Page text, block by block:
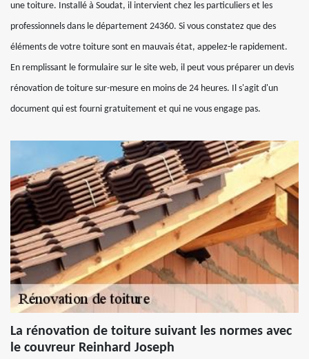
une toiture. Installé à Soudat, il intervient chez les particuliers et les
professionnels dans le département 24360. Si vous constatez que des
éléments de votre toiture sont en mauvais état, appelez-le rapidement.
En remplissant le formulaire sur le site web, il peut vous préparer un devis
rénovation de toiture sur-mesure en moins de 24 heures. Il s'agit d'un
document qui est fourni gratuitement et qui ne vous engage pas.
La rénovation de toiture suivant les normes avec
le couvreur Reinhard Joseph